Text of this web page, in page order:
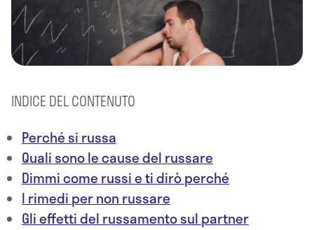
INDICE DEL CONTENUTO
Perché si russa
Quali sono le cause del russare
Dimmi come russi e ti dirò perché
I rimedi per non russare
Gli effetti del russamento sul partner